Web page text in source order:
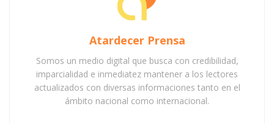
Atardecer Prensa
Somos un medio digital que busca con credibilidad,
imparcialidad e inmediatez mantener a los lectores
actualizados con diversas informaciones tanto en el
ámbito nacional como internacional.